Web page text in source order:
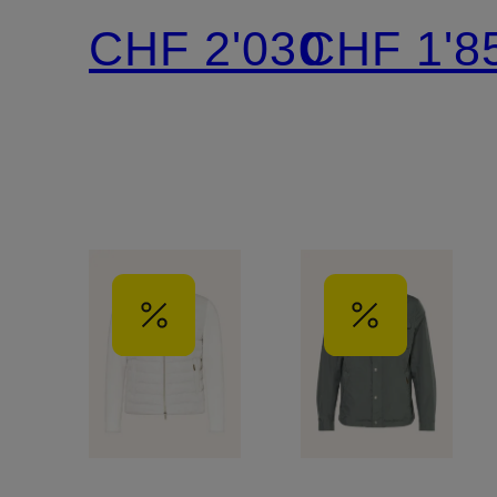
mit
herausnehmbarer
CHF 2'030CHF